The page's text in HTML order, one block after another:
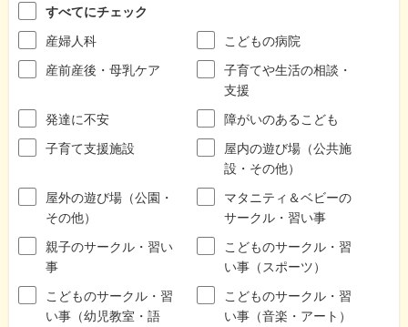
すべてにチェック
産婦人科
こどもの病院
産前産後・母乳ケア
子育てや生活の相談・
支援
発達に不安
障がいのあるこども
子育て支援施設
屋内の遊び場（公共施
設・その他）
屋外の遊び場（公園・
その他）
マタニティ＆ベビーの
サークル・習い事
親子のサークル・習い
事
こどものサークル・習
い事（スポーツ）
こどものサークル・習
い事（幼児教室・語
こどものサークル・習
い事（音楽・アート）